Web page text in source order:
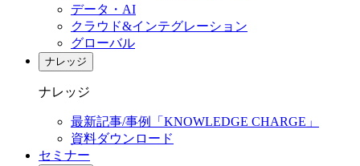
データ・AI
クラウド&インテグレーション
グローバル
ナレッジ
ナレッジ
最新記事/事例「KNOWLEDGE CHARGE」
資料ダウンロード
セミナー